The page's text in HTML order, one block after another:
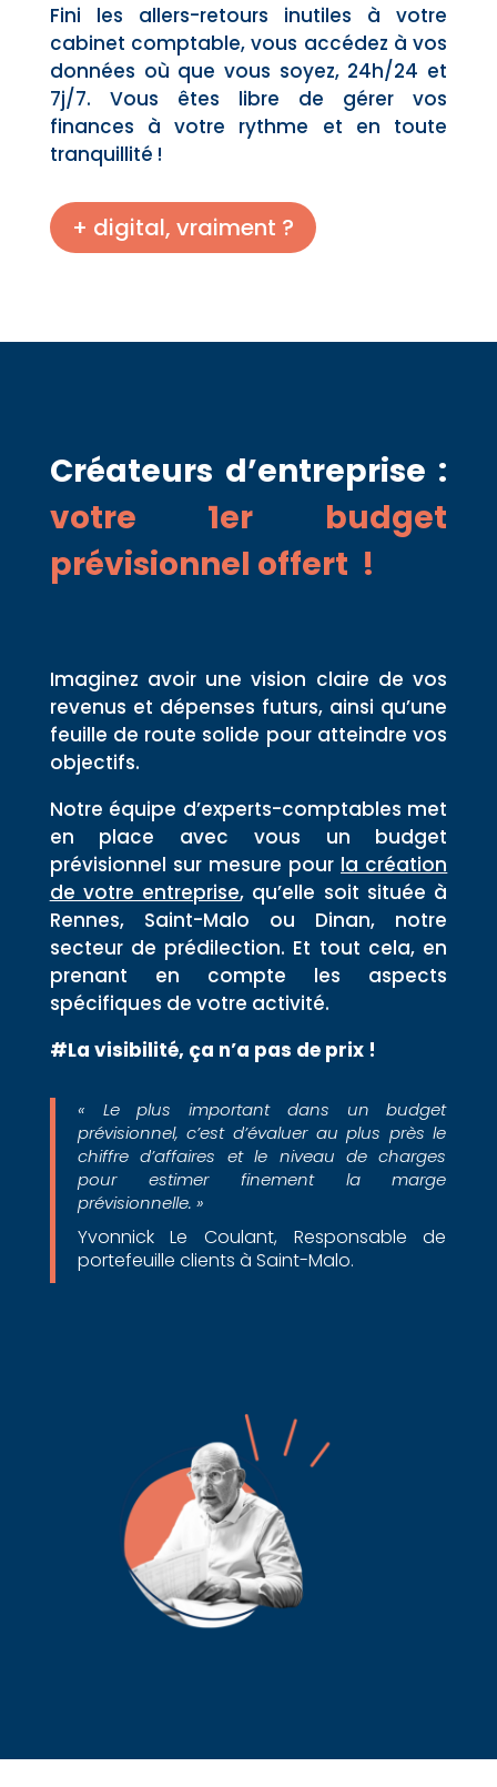
Fini les allers-retours inutiles à votre
cabinet comptable, vous accédez à vos
données où que vous soyez, 24h/24 et
7j/7. Vous êtes libre de gérer vos
finances à votre rythme et en toute
tranquillité !
+ digital, vraiment ?
Créateurs d’entreprise :
votre 1er budget
prévisionnel offert !
Imaginez avoir une vision claire de vos
revenus et dépenses futurs, ainsi qu’une
feuille de route solide pour atteindre vos
objectifs.
Notre équipe d’experts-comptables met
en place avec vous un budget
prévisionnel sur mesure pour la création
de votre entreprise, qu’elle soit située à
Rennes, Saint-Malo ou Dinan, notre
secteur de prédilection. Et tout cela, en
prenant en compte les aspects
spécifiques de votre activité.
#La visibilité, ça n’a pas de prix !
« Le plus important dans un budget
prévisionnel, c’est d’évaluer au plus près le
chiffre d’affaires et le niveau de charges
pour estimer finement la marge
prévisionnelle. »
Yvonnick Le Coulant, Responsable de
portefeuille clients à Saint-Malo.